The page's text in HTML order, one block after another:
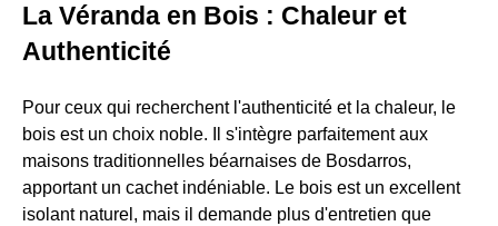
La Véranda en Bois : Chaleur et
Authenticité
Pour ceux qui recherchent l'authenticité et la chaleur, le
bois est un choix noble. Il s'intègre parfaitement aux
maisons traditionnelles béarnaises de Bosdarros,
apportant un cachet indéniable. Le bois est un excellent
isolant naturel, mais il demande plus d'entretien que